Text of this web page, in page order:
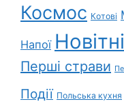
Космос Котові
Напої
Перші страви
Події Польська кухня